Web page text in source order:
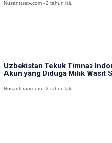
Nusantaratv.com - 2 tahun lalu
Uzbekistan Tekuk Timnas
Akun yang Diduga Milik Wasit
Nusantaratv.com - 2 tahun lalu